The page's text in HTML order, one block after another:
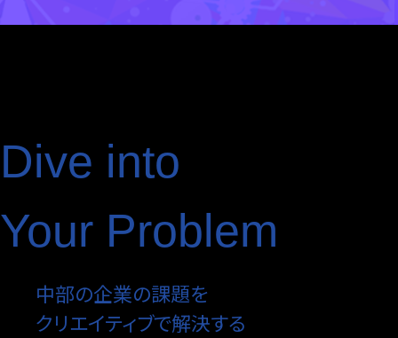
Dive into
Your Problem
中部の企業の課題を
クリエイティブで解決する